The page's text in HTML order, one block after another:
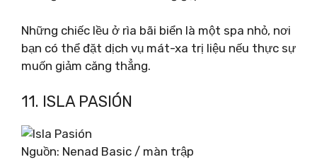
Những chiếc lều ở rìa bãi biển là một spa nhỏ, nơi
bạn có thể đặt dịch vụ mát-xa trị liệu nếu thực sự
muốn giảm căng thẳng.
11. ISLA PASIÓN
Nguồn: Nenad Basic / màn trập